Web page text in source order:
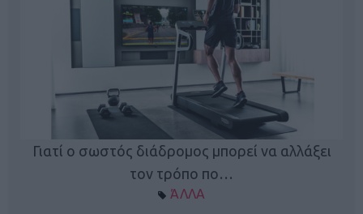
Γιατί ο σωστός διάδρομος μπορεί να αλλάξει
τον τρόπο πο…
ΆΛΛΑ